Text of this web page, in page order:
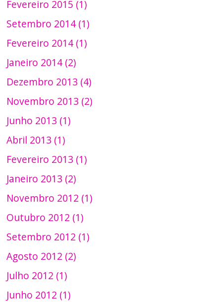
Fevereiro 2015 (1)
Setembro 2014 (1)
Fevereiro 2014 (1)
Janeiro 2014 (2)
Dezembro 2013 (4)
Novembro 2013 (2)
Junho 2013 (1)
Abril 2013 (1)
Fevereiro 2013 (1)
Janeiro 2013 (2)
Novembro 2012 (1)
Outubro 2012 (1)
Setembro 2012 (1)
Agosto 2012 (2)
Julho 2012 (1)
Junho 2012 (1)